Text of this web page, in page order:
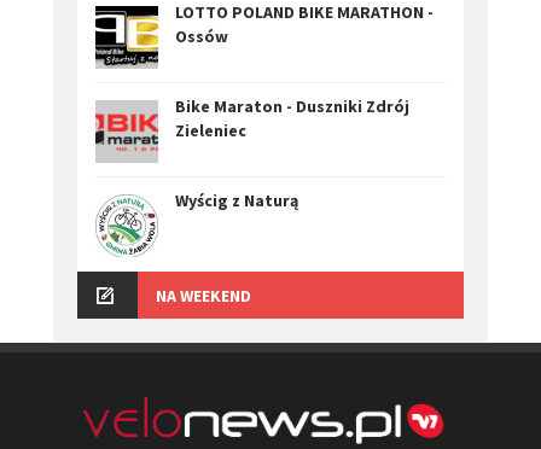
LOTTO POLAND BIKE MARATHON -
Ossów
Bike Maraton - Duszniki Zdrój
Zieleniec
Wyścig z Naturą
NA WEEKEND